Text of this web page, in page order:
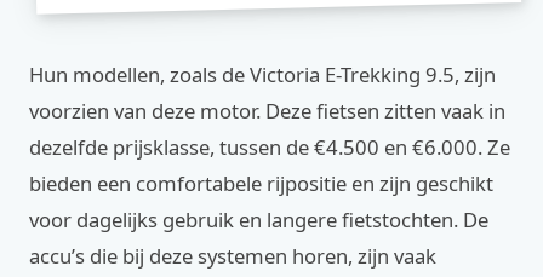
Hun modellen, zoals de Victoria E-Trekking 9.5, zijn
voorzien van deze motor. Deze fietsen zitten vaak in
dezelfde prijsklasse, tussen de €4.500 en €6.000. Ze
bieden een comfortabele rijpositie en zijn geschikt
voor dagelijks gebruik en langere fietstochten. De
accu’s die bij deze systemen horen, zijn vaak